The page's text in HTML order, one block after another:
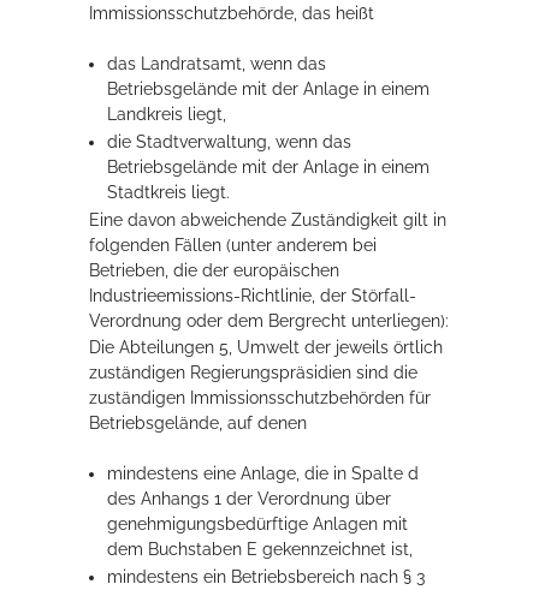
Immissionsschutzbehörde, das heißt
das Landratsamt, wenn das
Betriebsgelände mit der Anlage in einem
Landkreis liegt,
die Stadtverwaltung, wenn das
Betriebsgelände mit der Anlage in einem
Stadtkreis liegt.
Eine davon abweichende Zuständigkeit gilt in
folgenden Fällen (unter anderem bei
Betrieben, die der europäischen
Industrieemissions-Richtlinie, der Störfall-
Verordnung oder dem Bergrecht unterliegen):
Die Abteilungen 5, Umwelt der jeweils örtlich
zuständigen Regierungspräsidien sind die
zuständigen Immissionsschutzbehörden für
Betriebsgelände, auf denen
mindestens eine Anlage, die in Spalte d
des Anhangs 1 der Verordnung über
genehmigungsbedürftige Anlagen mit
dem Buchstaben E gekennzeichnet ist,
mindestens ein Betriebsbereich nach § 3